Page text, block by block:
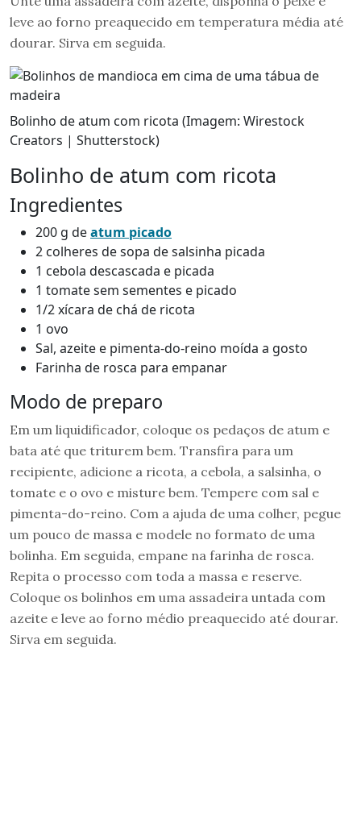
leve ao forno preaquecido em temperatura média até
dourar. Sirva em seguida.
Bolinho de atum com ricota (Imagem: Wirestock
Creators | Shutterstock)
Bolinho de atum com ricota
Ingredientes
200 g deatum picado
2 colheres de sopa de salsinha picada
1 cebola descascada e picada
1 tomate sem sementes e picado
1/2 xícara de chá de ricota
1 ovo
Sal, azeite e pimenta-do-reino moída a gosto
Farinha de rosca para empanar
Modo de preparo
Em um liquidificador, coloque os pedaços de atum e
bata até que triturem bem. Transfira para um
recipiente, adicione a ricota, a cebola, a salsinha, o
tomate e o ovo e misture bem. Tempere com sal e
pimenta-do-reino. Com a ajuda de uma colher, pegue
um pouco de massa e modele no formato de uma
bolinha. Em seguida, empane na farinha de rosca.
Repita o processo com toda a massa e reserve.
Coloque os bolinhos em uma assadeira untada com
azeite e leve ao forno médio preaquecido até dourar.
Sirva em seguida.